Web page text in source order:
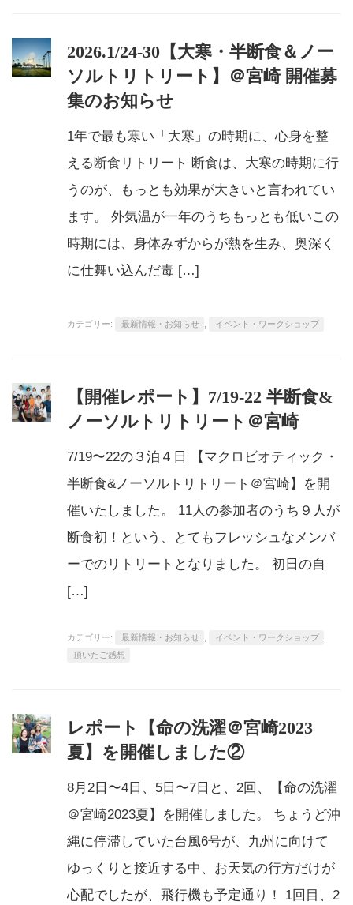
2026.1/24-30【大寒・半断食＆ノー
ソルトリトリート】＠宮崎 開催募
集のお知らせ
1年で最も寒い「大寒」の時期に、心身を整
える断食リトリート 断食は、大寒の時期に行
うのが、もっとも効果が大きいと言われてい
ます。 外気温が一年のうちもっとも低いこの
時期には、身体みずからが熱を生み、奥深く
に仕舞い込んだ毒 […]
カテゴリー: 最新情報・お知らせ イベント・ワークショップ
【開催レポート】7/19-22 半断食&
ノーソルトリトリート＠宮崎
7/19〜22の３泊４日 【マクロビオティック・
半断食&ノーソルトリトリート＠宮崎】を開
催いたしました。 11人の参加者のうち９人が
断食初！という、とてもフレッシュなメンバ
ーでのリトリートとなりました。 初日の自
[…]
カテゴリー: 最新情報・お知らせ イベント・ワークショップ
頂いたご感想
レポート【命の洗濯＠宮崎2023
夏】を開催しました②
8月2日〜4日、5日〜7日と、2回、【命の洗濯
＠宮崎2023夏】を開催しました。 ちょうど沖
縄に停滞していた台風6号が、九州に向けて
ゆっくりと接近する中、お天気の行方だけが
心配でしたが、飛行機も予定通り！ 1回目、2